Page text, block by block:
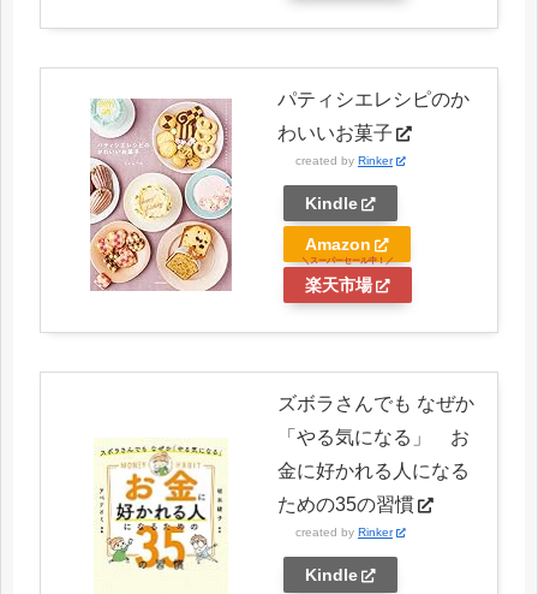
パティシエレシピのか
わいいお菓子
created by Rinker
Kindle
Amazon
楽天市場
ズボラさんでも なぜか
「やる気になる」 お
金に好かれる人になる
ための35の習慣
created by Rinker
Kindle